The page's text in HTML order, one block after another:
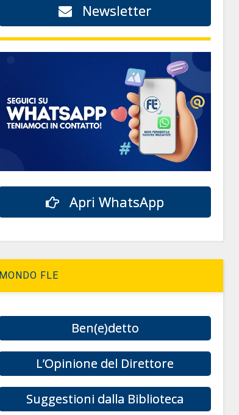
Newsletter
Apri WhatsApp
MONDO FLE
Ben(e)detto
L’Opinione del Direttore
Suggestioni dalla Biblioteca